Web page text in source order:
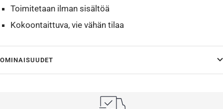
Toimitetaan ilman sisältöä
Kokoontaittuva, vie vähän tilaa
OMINAISUUDET